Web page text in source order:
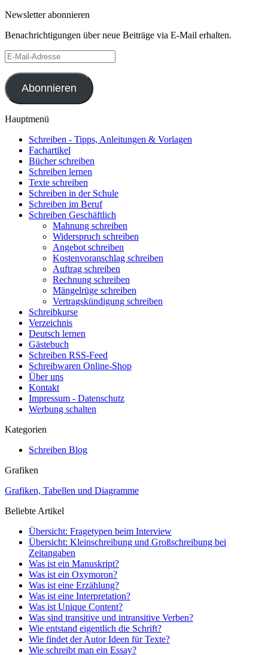
Newsletter abonnieren
Benachrichtigungen über neue Beiträge via E-Mail erhalten.
E-
Mail-
Adresse
Abonnieren
Hauptmenü
Schreiben - Tipps, Anleitungen & Vorlagen
Fachartikel
Bücher schreiben
Schreiben lernen
Texte schreiben
Schreiben in der Schule
Schreiben im Beruf
Schreiben Geschäftlich
Mahnung schreiben
Widerspruch schreiben
Angebot schreiben
Kostenvoranschlag schreiben
Auftrag schreiben
Rechnung schreiben
Mängelrüge schreiben
Vertragskündigung schreiben
Schreibkurse
Verzeichnis
Deutsch lernen
Gästebuch
Schreiben RSS-Feed
Schreibwaren Online-Shop
Über uns
Kontakt
Impressum - Datenschutz
Werbung schalten
Kategorien
Schreiben Blog
Grafiken
Grafiken, Tabellen und Diagramme
Beliebte Artikel
Übersicht: Fragetypen beim Interview
Übersicht: Kleinschreibung und Großschreibung bei
Zeitangaben
Was ist ein Manuskript?
Was ist ein Oxymoron?
Was ist eine Erzählung?
Was ist eine Interpretation?
Was ist Unique Content?
Was sind transitive und intransitive Verben?
Wie entstand eigentlich die Schrift?
Wie findet der Autor Ideen für Texte?
Wie schreibt man ein Essay?